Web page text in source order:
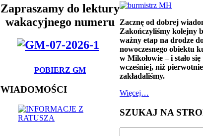
Zapraszamy do lektury
wakacyjnego numeru
POBIERZ GM
WIADOMOŚCI
Zacznę od dobrej
Zakończyliśmy kolejny
ważny etap na drodze
nowoczesnego obiektu
w Mikołowie – i stało się
wcześniej, niż pierwotnie
zakładaliśmy.
Więcej…
SZUKAJ NA